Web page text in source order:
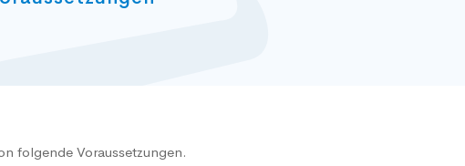
folgende Voraussetzungen.